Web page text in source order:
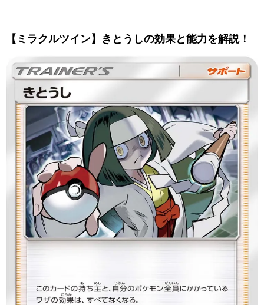
【ミラクルツイン】きとうしの効果と能力を解説！